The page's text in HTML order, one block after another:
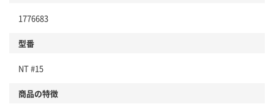
1776683
型番
NT #15
商品の特徴